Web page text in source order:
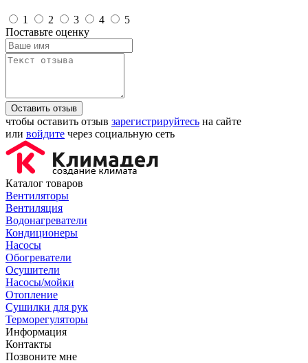
1 2 3 4
5
Поставьте оценку
Оставить отзыв
чтобы оставить отзыв зарегистрируйтесь на сайте
или войдите через социальную сеть
Каталог товаров
Вентиляторы
Вентиляция
Водонагреватели
Кондиционеры
Насосы
Обогреватели
Осушители
Насосы/мойки
Отопление
Сушилки для рук
Терморегуляторы
Информация
Контакты
Позвоните мне